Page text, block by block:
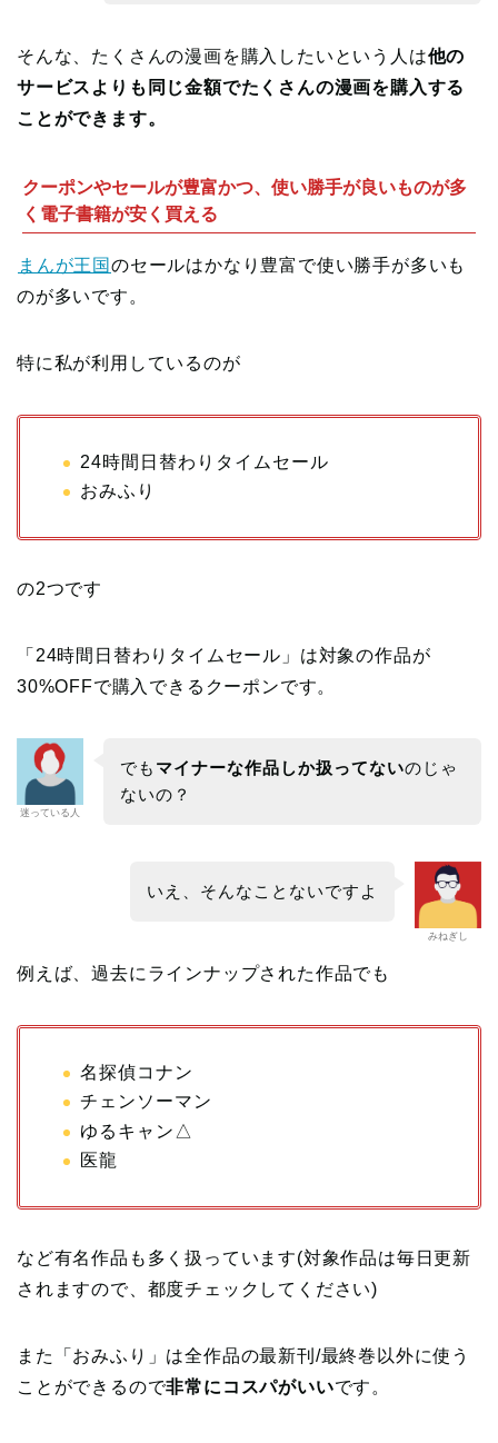
そんな、たくさんの漫画を購入したいという人は他の
サービスよりも同じ金額でたくさんの漫画を購入する
ことができます。
クーポンやセールが豊富かつ、使い勝手が良いものが多
く電子書籍が安く買える
まんが王国のセールはかなり豊富で使い勝手が多いも
のが多いです。
特に私が利用しているのが
24時間日替わりタイムセール
おみふり
の2つです
「24時間日替わりタイムセール」は対象の作品が
30%OFFで購入できるクーポンです。
迷っている人
でも マイナーな作品しか扱ってないのじゃ
ないの？
みねぎし
いえ、そんなことないですよ
例えば、過去にラインナップされた作品でも
名探偵コナン
チェンソーマン
ゆるキャン△
医龍
など有名作品も多く扱っています(対象作品は毎日更新
されますので、都度チェックしてください)
また「おみふり」は全作品の最新刊/最終巻以外に使う
ことができるので非常にコスパがいいです。